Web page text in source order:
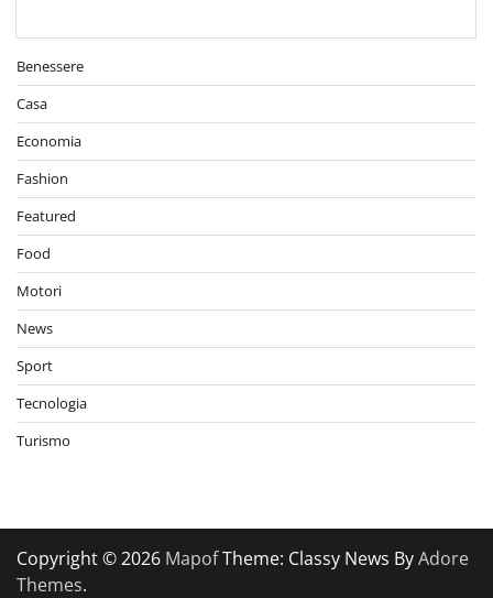
Benessere
Casa
Economia
Fashion
Featured
Food
Motori
News
Sport
Tecnologia
Turismo
Copyright © 2026 MapofTheme: Classy News ByAdore
Themes.